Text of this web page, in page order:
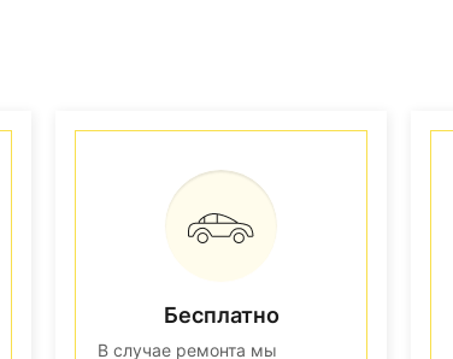
Бесплатно
В случае ремонта мы